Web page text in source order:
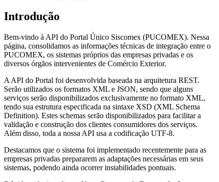
Introdução
Bem-vindo à API do Portal Único Siscomex (PUCOMEX). Nessa
página, consolidamos as informações técnicas de integração entre o
PUCOMEX, os sistemas próprios das empresas privadas e os
diversos órgãos intervenientes de Comércio Exterior.
A API do Portal foi desenvolvida baseada na arquitetura REST.
Serão utilizados os formatos XML e JSON, sendo que alguns
serviços serão disponibilizados exclusivamente no formato XML,
tendo sua estrutura especificada na sintaxe XSD (XML Schema
Definition). Estes schemas serão disponibilizados para facilitar a
validação e construção dos clientes consumidores dos serviços.
Além disso, toda a nossa API usa a codificação UTF-8.
Destacamos que o sistema foi implementado recentemente para as
empresas privadas prepararem as adaptações necessárias em seus
sistemas, podendo ainda ocorrer instabilidades pontuais.